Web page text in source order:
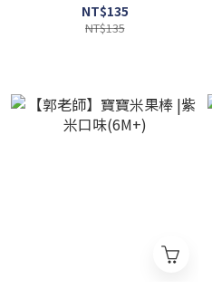
NT$135
NT$135